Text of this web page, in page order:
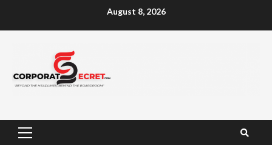
August 8, 2026
Primary